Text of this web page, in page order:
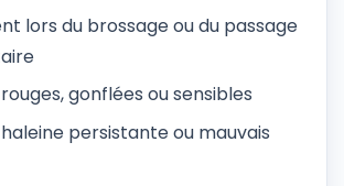
lors du brossage ou du passage
gonflées ou sensibles
persistante ou mauvais